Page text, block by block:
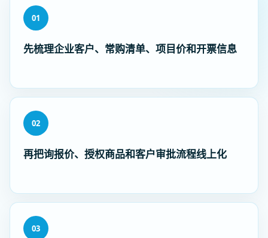
01
先梳理企业客户、常购清单、项目价和开票信息
02
再把询报价、授权商品和客户审批流程线上化
03